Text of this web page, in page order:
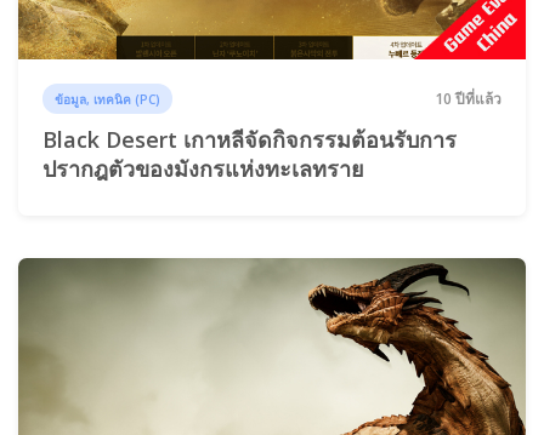
ข้อมูล, เทคนิค (PC) 10 ปีที่แล้ว
Black Desert เกาหลีจัดกิจกรรมต้อนรับการ
ปรากฎตัวของมังกรแห่งทะเลทราย